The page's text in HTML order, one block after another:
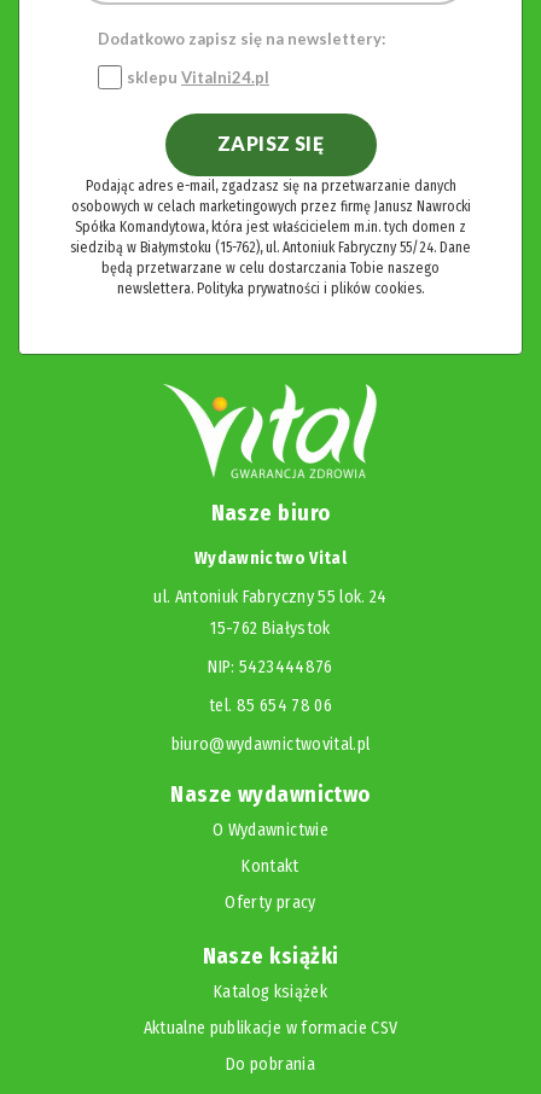
Dodatkowo zapisz się na newslettery:
sklepu Vitalni24.pl
ZAPISZ SIĘ
Podając adres e-mail, zgadzasz się na przetwarzanie danych
osobowych w celach marketingowych przez firmę Janusz Nawrocki
Spółka Komandytowa, która jest właścicielem m.in. tych domen z
siedzibą w Białymstoku (15-762), ul. Antoniuk Fabryczny 55/24. Dane
będą przetwarzane w celu dostarczania Tobie naszego
newslettera. Polityka prywatności i plików cookies.
Nasze biuro
Wydawnictwo Vital
ul. Antoniuk Fabryczny 55 lok. 24
15-762 Białystok
NIP: 5423444876
tel. 85 654 78 06
biuro@wydawnictwovital.pl
Nasze wydawnictwo
O Wydawnictwie
Kontakt
Oferty pracy
Nasze książki
Katalog książek
Aktualne publikacje w formacie CSV
Do pobrania